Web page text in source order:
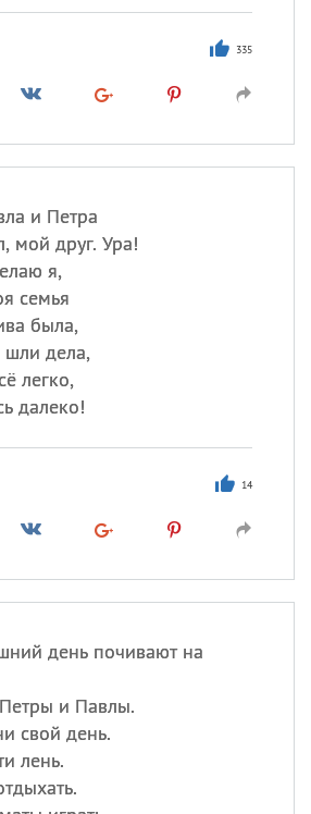
335
и Петра
мой друг. Ура!
я,
семья
была,
шли дела,
легко,
далеко!
14
день почивают на
и Павлы.
свой день.
лень.